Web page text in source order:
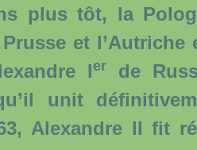
tôt, la
et
Ier
de
unit
Alexandre II fit